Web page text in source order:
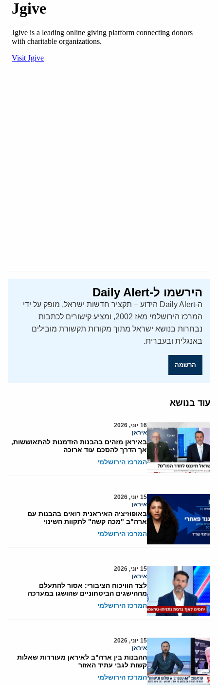
הירשמו ל-Daily Alert
ה-Daily Alert הידוע – תקציר חדשות ישראל, מופק על ידי
המרכז הירושלמי מאז 2002, ומציע קישורים לכתבות
נבחרות בנושא ישראל מתוך מקורות תקשורת מובילים
באנגלית ובעברית.
הרשמה
עוד בנושא
16 יוני, 2026
איראן
באיראן מזהים בהבנות הזדמנות להתאוששות,
אך הדרך להסכם עוד ארוכה
המרכז הירושלמי
15 יוני, 2026
איראן
באופוזיציה האיראנית רואים בהבנות עם
ארה"ב "מכה קשה" לתקוות השינוי
המרכז הירושלמי
15 יוני, 2026
איראן
לצד הוויכוח הציבורי: אסור להתעלם
מההישגים הביטחוניים שהושגו במערכה
המרכז הירושלמי
15 יוני, 2026
איראן
ההבנות בין ארה"ב לאיראן מעוררות שאלות
קשות לגבי עתיד האזור
המרכז הירושלמי